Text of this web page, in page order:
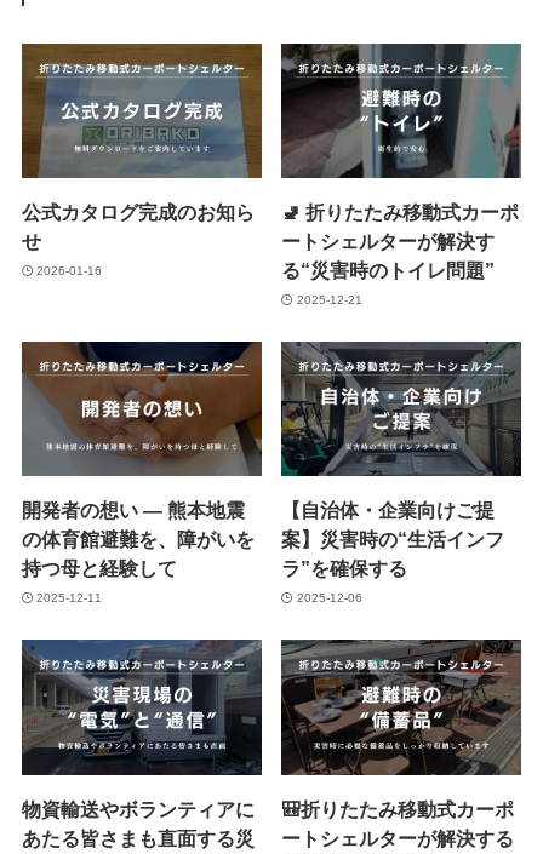
公式カタログ完成のお知ら
せ
2026-01-16
🚽 折りたたみ移動式カーポ
ートシェルターが解決す
る“災害時のトイレ問題”
2025-12-21
開発者の想い ― 熊本地震
の体育館避難を、障がいを
持つ母と経験して
2025-12-11
【自治体・企業向けご提
案】災害時の“生活インフ
ラ”を確保する
2025-12-06
物資輸送やボランティアに
あたる皆さまも直面する災
🎒折りたたみ移動式カーポ
ートシェルターが解決する